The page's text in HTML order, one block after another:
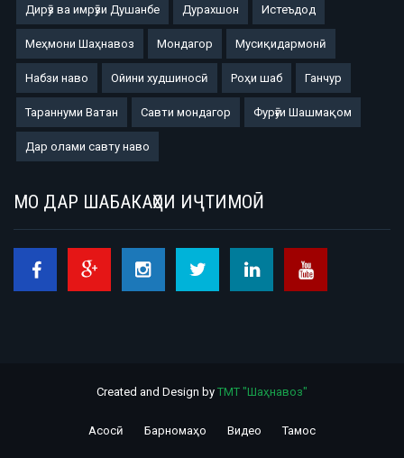
Дирӯз ва имрӯзи Душанбе Дурахшон Истеъдод
Меҳмони Шаҳнавоз Мондагор Мусиқидармонӣ
Набзи наво Ойини худшиносӣ Роҳи шаб Ганчур
Тараннуми Ватан Савти мондагор Фурӯғи Шашмақом
Дар олами савту наво
МО ДАР ШАБАКАҲОИ ИҶТИМОӢ
Created and Design by ТМТ "Шаҳнавоз"
Асосӣ Барномаҳо Видео Тамос